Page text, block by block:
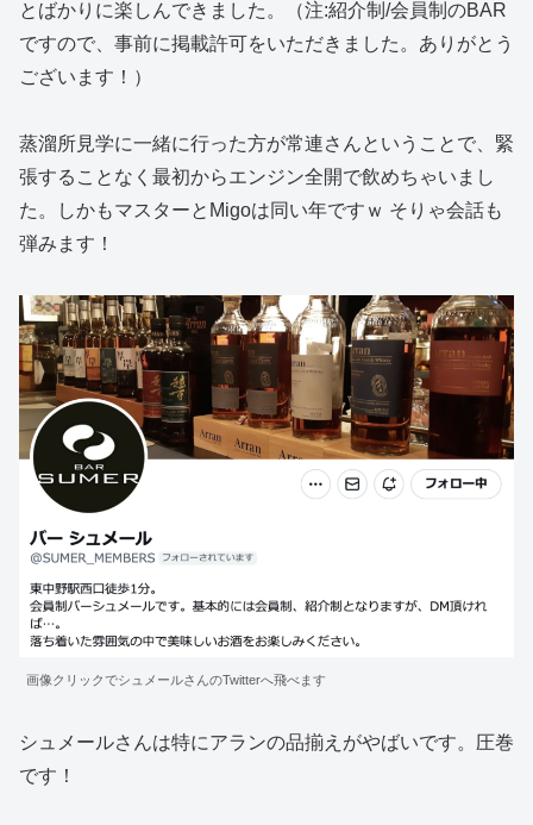
とばかりに楽しんできました。（注:紹介制/会員制のBAR
ですので、事前に掲載許可をいただきました。ありがとう
ございます！）
蒸溜所見学に一緒に行った方が常連さんということで、緊
張することなく最初からエンジン全開で飲めちゃいまし
た。しかもマスターとMigoは同い年ですｗ そりゃ会話も
弾みます！
画像クリックでシュメールさんのTwitterへ飛べます
シュメールさんは特にアランの品揃えがやばいです。圧巻
です！